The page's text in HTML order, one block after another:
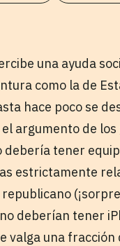
una ayuda
como la de
hace poco se
argumento de
tener
estrictamente
deberían tener
valga una fracción